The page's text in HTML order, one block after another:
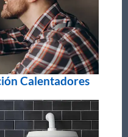
Calentadores